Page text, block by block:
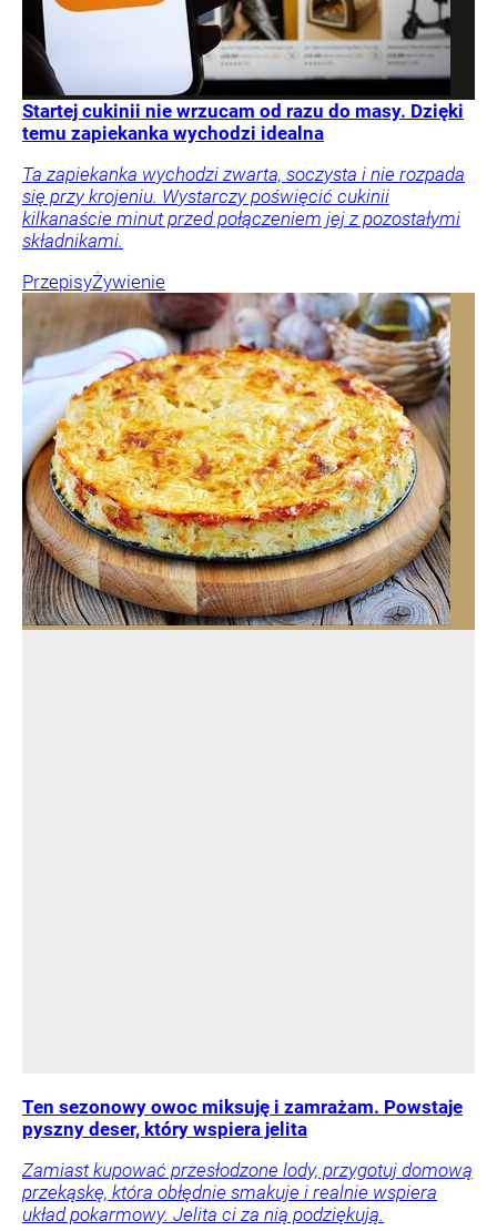
Startej cukinii nie wrzucam od razu do masy. Dzięki
temu zapiekanka wychodzi idealna
Ta zapiekanka wychodzi zwarta, soczysta i nie rozpada
się przy krojeniu. Wystarczy poświęcić cukinii
kilkanaście minut przed połączeniem jej z pozostałymi
składnikami.
PrzepisyŻywienie
Ten sezonowy owoc miksuję i zamrażam. Powstaje
pyszny deser, który wspiera jelita
Zamiast kupować przesłodzone lody, przygotuj domową
przekąskę, która obłędnie smakuje i realnie wspiera
układ pokarmowy. Jelita ci za nią podziękują.